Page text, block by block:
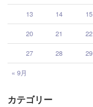
« 9月
13 14 15
20 21 22
27 28 29
カテゴリー